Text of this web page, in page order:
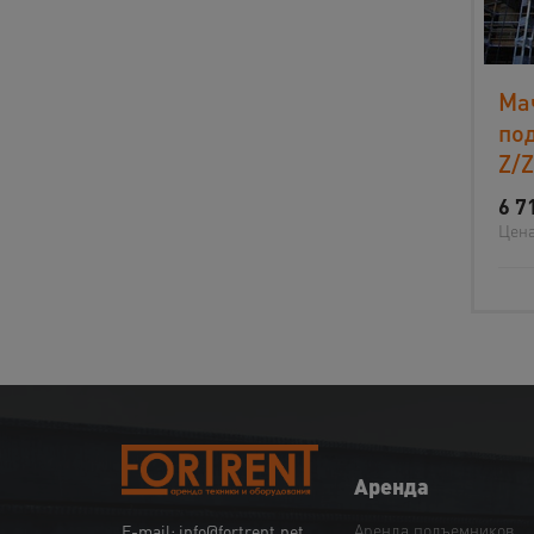
Z/
6
Аренда
Аренда подъемников